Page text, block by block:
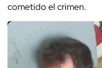
cometido el crimen.